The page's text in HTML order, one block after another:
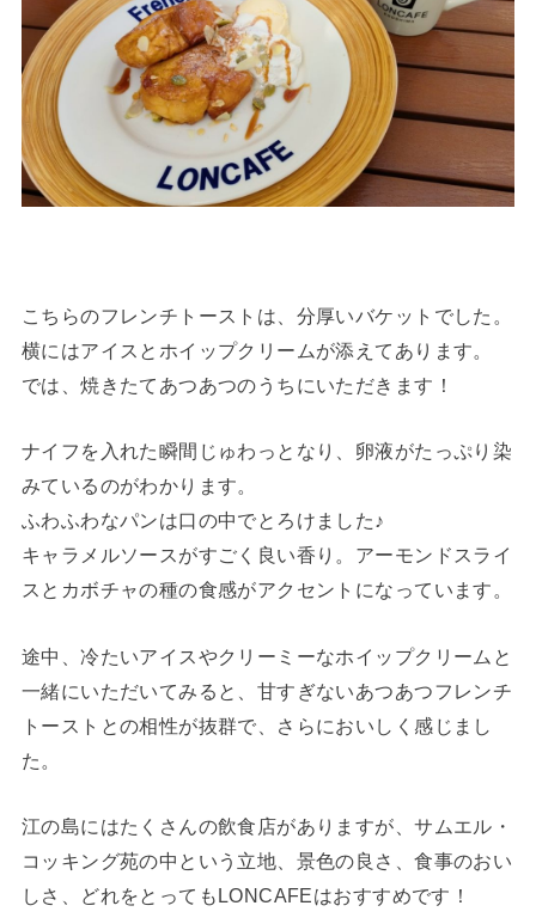
こちらのフレンチトーストは、分厚いバケットでした。
横にはアイスとホイップクリームが添えてあります。
では、焼きたてあつあつのうちにいただきます！
ナイフを入れた瞬間じゅわっとなり、卵液がたっぷり染
みているのがわかります。
ふわふわなパンは口の中でとろけました♪
キャラメルソースがすごく良い香り。アーモンドスライ
スとカボチャの種の食感がアクセントになっています。
途中、冷たいアイスやクリーミーなホイップクリームと
一緒にいただいてみると、甘すぎないあつあつフレンチ
トーストとの相性が抜群で、さらにおいしく感じまし
た。
江の島にはたくさんの飲食店がありますが、サムエル・
コッキング苑の中という立地、景色の良さ、食事のおい
しさ、どれをとってもLONCAFEはおすすめです！